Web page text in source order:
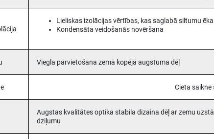
Lieliskas izolācijas vērtības, kas saglabā siltumu
Kondensāta veidošanās novēršana
Viegla pārvietošana zemā kopējā augstuma dēļ
Cieta saikne
Augstas kvalitātes optika stabila dizaina dēļ ar zemu
dziļumu